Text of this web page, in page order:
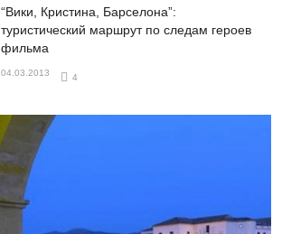
“Вики, Кристина, Барселона”:
туристический маршрут по следам героев
фильма
04.03.2013
4